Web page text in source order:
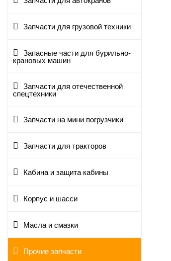
Запчасти для грузовой техники
Запасные части для бурильно-
крановых машин
Запчасти для отечественной
спецтехники
Запчасти на мини погрузчики
Запчасти для тракторов
Кабина и защита кабины
Корпус и шасси
Масла и смазки
Прочие запчасти